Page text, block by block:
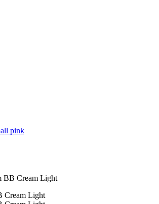
BB Cream Light